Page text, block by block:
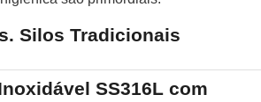
Silos Tradicionais
SS316L com